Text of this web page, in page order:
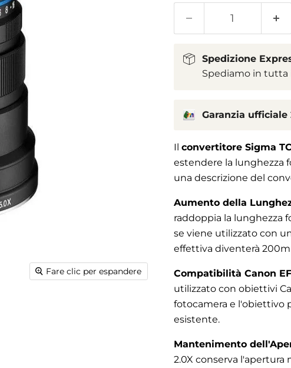
Fare clic per espandere
Spedizione
Spediamo in tutta
Garanzia ufficiale
Il convertitore Sigma
estendere la lunghezza
una descrizione del
Aumento della
raddoppia la lunghezza
se viene utilizzato con
effettiva diventerà
Compatibilità Canon
utilizzato con obiettivi
fotocamera e l'obiettivo
esistente.
Mantenimento
2.0X conserva l'apertura